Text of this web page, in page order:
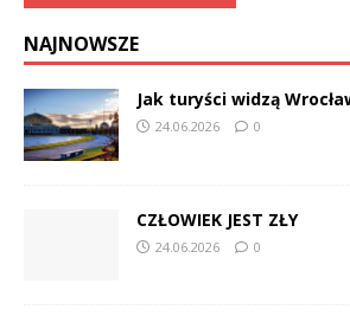
NAJNOWSZE
Jak turyści widzą
24.06.2026 0
CZŁOWIEK JEST ZŁY
24.06.2026 0